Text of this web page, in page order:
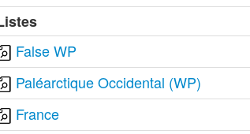
False WP
Paléarctique Occidental (WP)
France